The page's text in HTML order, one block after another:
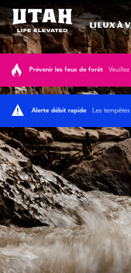
Lieux à
Prévenir les feux de forêt
Alerte débit rapide Les